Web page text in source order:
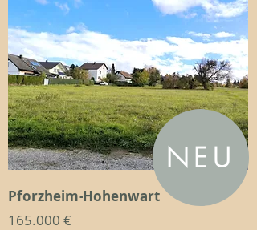
NEU
Pforzheim-Hohenwart
165.000 €